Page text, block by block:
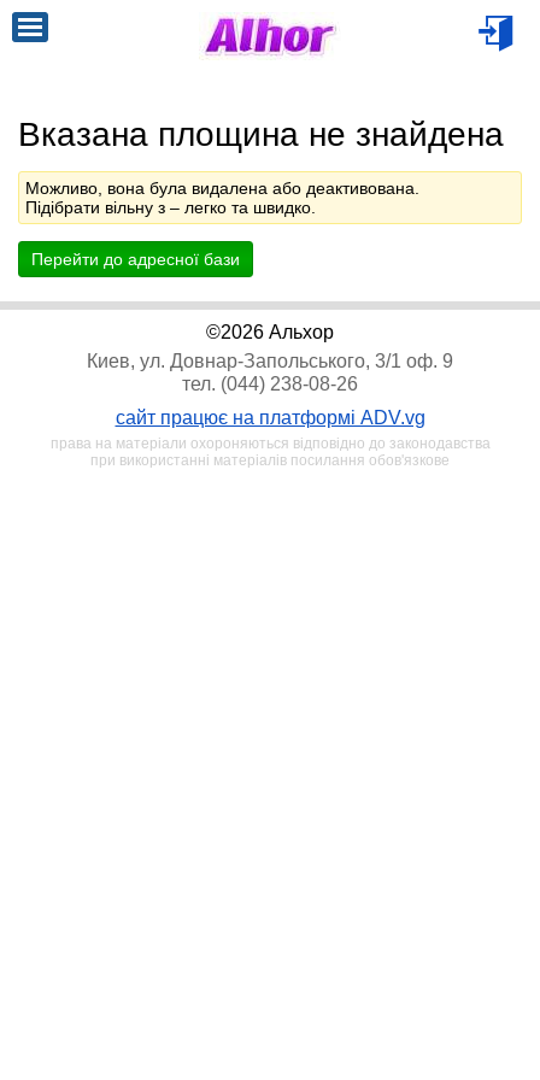
Вказана площина не знайдена
Можливо, вона була видалена або деактивована.
Підібрати вільну з – легко та швидко.
Перейти до адресної бази
©2026 Альхор
Киев, ул. Довнар-Запольського, 3/1 оф. 9
тел. (044) 238-08-26
сайт працює на платформі ADV.vg
права на матеріали охороняються відповідно до законодавства
при використанні матеріалів посилання обов'язкове